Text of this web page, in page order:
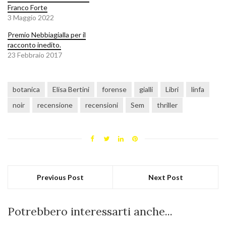
Franco Forte
3 Maggio 2022
Premio Nebbiagialla per il
racconto inedito.
23 Febbraio 2017
botanica Elisa Bertini forense gialli Libri
linfa
noir
recensione recensioni Sem thriller
Previous Post Next Post
Potrebbero interessarti anche...